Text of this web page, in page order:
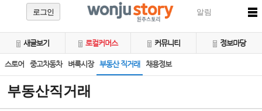
로그인 알림
새글보기 로컬커머스 커뮤니티 정보마당
스토어 중고차동차 벼룩시장 부동산 직거래 채용정보
부동산직거래